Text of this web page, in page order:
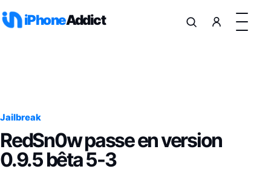
iPhoneAddict
Jailbreak
RedSn0w passe en version
0.9.5 bêta 5-3